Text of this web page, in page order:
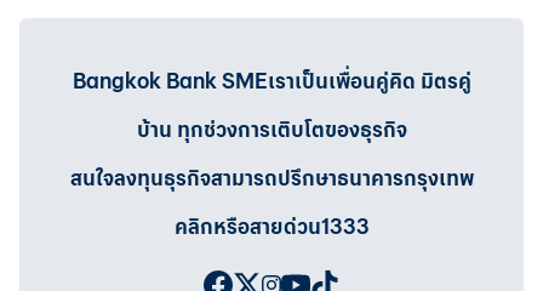
Bangkok Bank SMEเราเป็นเพื่อนคู่คิด มิตรคู่
บ้าน ทุกช่วงการเติบโตของธุรกิจ
สนใจลงทุนธุรกิจสามารถปรึกษาธนาคารกรุงเทพ
คลิกหรือสายด่วน1333